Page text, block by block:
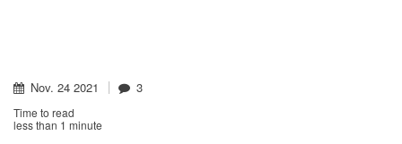
Nov. 24 2021 3
Time to read
less than 1 minute